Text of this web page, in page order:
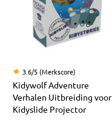
3.6/5 (Merkscore)
Kidywolf Adventure
Verhalen Uitbreiding voor
Kidyslide Projector